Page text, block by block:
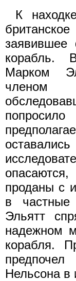
К
заявившее
корабль.
Марком
членом
проданы с
в
Эльятт
надежном
корабля.
Нельсона в